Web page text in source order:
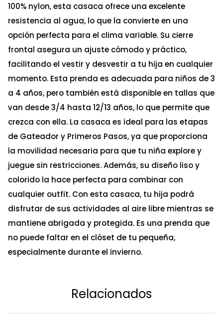
100% nylon, esta casaca ofrece una excelente
resistencia al agua, lo que la convierte en una
opción perfecta para el clima variable. Su cierre
frontal asegura un ajuste cómodo y práctico,
facilitando el vestir y desvestir a tu hija en cualquier
momento. Esta prenda es adecuada para niños de 3
a 4 años, pero también está disponible en tallas que
van desde 3/4 hasta 12/13 años, lo que permite que
crezca con ella. La casaca es ideal para las etapas
de Gateador y Primeros Pasos, ya que proporciona
la movilidad necesaria para que tu niña explore y
juegue sin restricciones. Además, su diseño liso y
colorido la hace perfecta para combinar con
cualquier outfit. Con esta casaca, tu hija podrá
disfrutar de sus actividades al aire libre mientras se
mantiene abrigada y protegida. Es una prenda que
no puede faltar en el clóset de tu pequeña,
especialmente durante el invierno.
Relacionados